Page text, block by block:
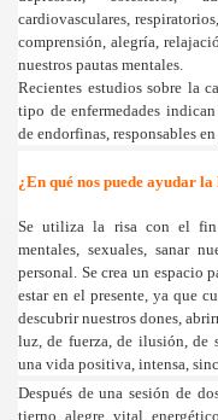
cardiovasculares,
comprensión, alegría,
nuestros pautas mentales.
Recientes estudios sobre la
tipo de enfermedades
de endorfinas, responsables
¿En qué nos puede ayudar la
Se utiliza la risa con el fin
mentales, sexuales, sanar
personal. Se crea un espacio
estar en el presente, ya que
descubrir nuestros dones,
luz, de fuerza, de ilusión, de
una vida positiva, intensa,
Después de una sesión de
tierno, alegre, vital,